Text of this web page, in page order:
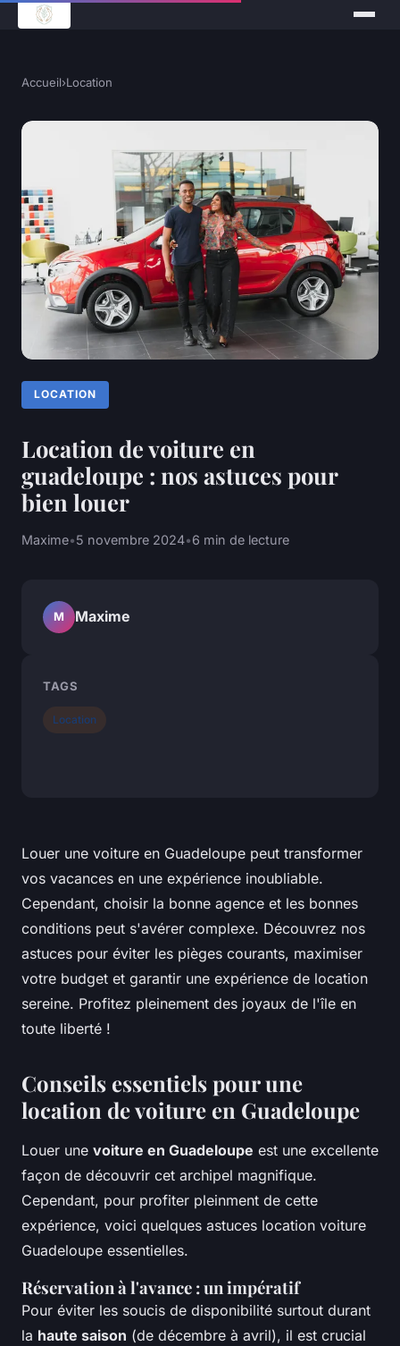
Accueil›Location
LOCATION
Location de voiture en
guadeloupe : nos astuces pour
bien louer
Maxime•5 novembre 2024•6 min de lecture
Louer une voiture en Guadeloupe peut transformer
vos vacances en une expérience inoubliable.
Cependant, choisir la bonne agence et les bonnes
conditions peut s'avérer complexe. Découvrez nos
astuces pour éviter les pièges courants, maximiser
votre budget et garantir une expérience de location
sereine. Profitez pleinement des joyaux de l'île en
toute liberté !
Conseils essentiels pour une
location de voiture en Guadeloupe
Louer une voiture en Guadeloupe est une excellente
façon de découvrir cet archipel magnifique.
Cependant, pour profiter pleinment de cette
expérience, voici quelques astuces location voiture
Guadeloupe essentielles.
Réservation à l'avance : un impératif
Pour éviter les soucis de disponibilité surtout durant
la haute saison (de décembre à avril), il est crucial
M Maxime
TAGS
Location